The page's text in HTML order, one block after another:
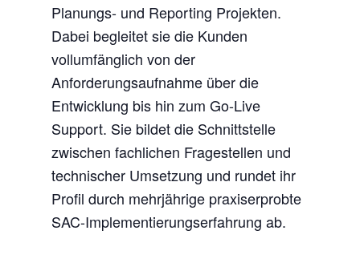
Planungs- und Reporting Projekten.
Dabei begleitet sie die Kunden
vollumfänglich von der
Anforderungsaufnahme über die
Entwicklung bis hin zum Go-Live
Support. Sie bildet die Schnittstelle
zwischen fachlichen Fragestellen und
technischer Umsetzung und rundet ihr
Profil durch mehrjährige praxiserprobte
SAC-Implementierungserfahrung ab.